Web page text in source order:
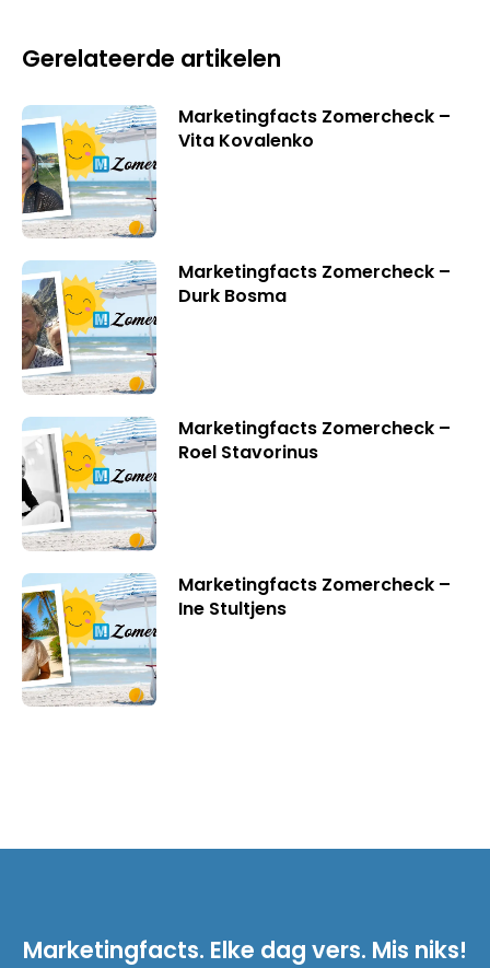
Gerelateerde artikelen
Marketingfacts Zomercheck –
Vita Kovalenko
Marketingfacts Zomercheck –
Durk Bosma
Marketingfacts Zomercheck –
Roel Stavorinus
Marketingfacts Zomercheck –
Ine Stultjens
Marketingfacts. Elke dag vers. Mis niks!